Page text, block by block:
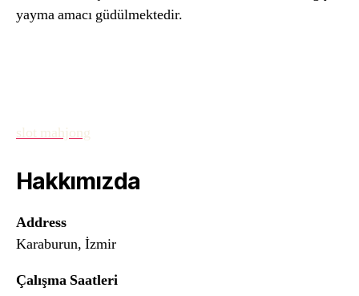
yayma amacı güdülmektedir.
slot mahjong
Hakkımızda
Address
Karaburun, İzmir
Çalışma Saatleri